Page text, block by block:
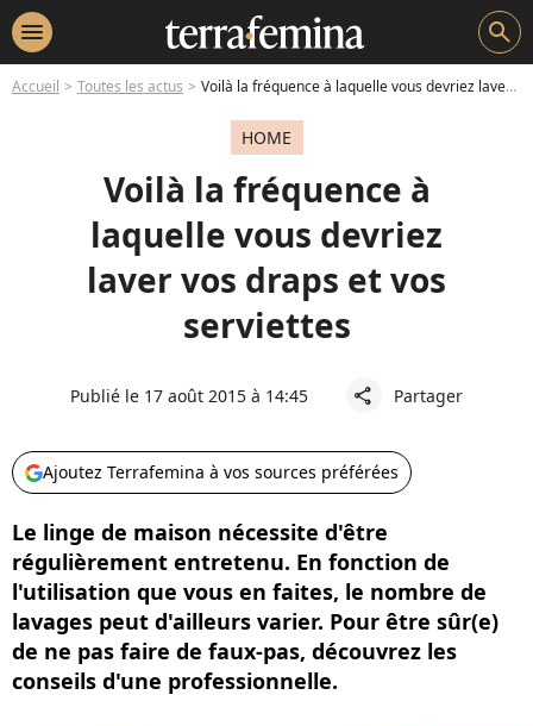
menu search
Accueil Toutes les actus Voilà la fréquence à laquelle vous devriez laver vos draps et vos serviettes
HOME
Voilà la fréquence à
laquelle vous devriez
laver vos draps et vos
serviettes
Publié le 17 août 2015 à 14:45 share Partager
Ajoutez Terrafemina à vos sources préférées
Le linge de maison nécessite d'être
régulièrement entretenu. En fonction de
l'utilisation que vous en faites, le nombre de
lavages peut d'ailleurs varier. Pour être sûr(e)
de ne pas faire de faux-pas, découvrez les
conseils d'une professionnelle.